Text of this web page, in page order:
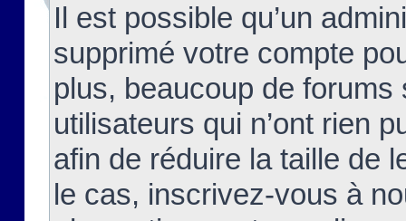
Il est possible qu’un
supprimé votre compte
plus, beaucoup de
utilisateurs qui n’ont rien
afin de réduire la taille de
le cas, inscrivez-vous à